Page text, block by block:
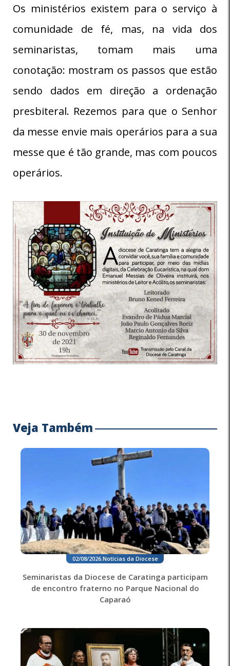
Os ministérios existem para o serviço à
comunidade de fé, mas, na vida dos
seminaristas, tomam mais uma
conotação: mostram os passos que estão
sendo dados em direção a ordenação
presbiteral. Rezemos para que o Senhor
da messe envie mais operários para a sua
messe que é tão grande, mas com poucos
operários.
Veja Também
02/08/2026.Notícias da Diocese
Seminaristas da Diocese de Caratinga participam
de encontro fraterno no Parque Nacional do
Caparaó